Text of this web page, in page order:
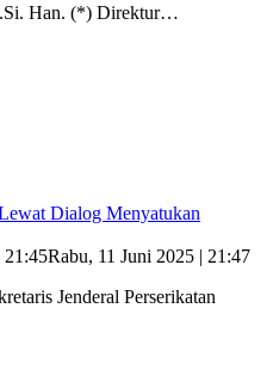
Han. (*) Direktur…
Dialog Menyatukan
21:45Rabu, 11 Juni 2025 | 21:47
Jenderal Perserikatan